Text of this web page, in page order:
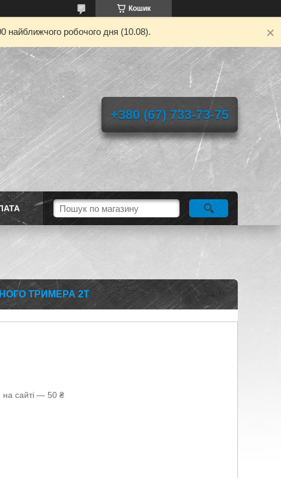
Кошик
найближчого робочого дня (10.08).
+380 (67) 733-73-75
ТРИМЕРА 2Т
на сайті — 50 ₴